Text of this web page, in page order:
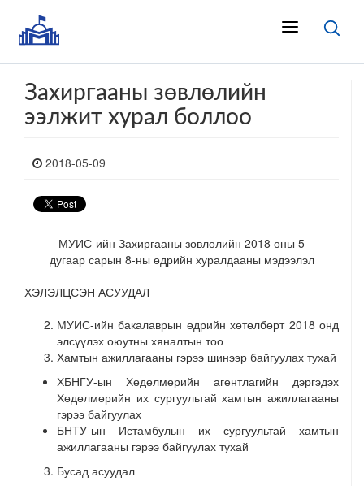
Захиргааны зөвлөлийн
ээлжит хурал боллоо
2018-05-09
МУИС-ийн Захиргааны зөвлөлийн 2018 оны 5
дугаар сарын 8-ны өдрийн хуралдааны мэдээлэл
ХЭЛЭЛЦСЭН АСУУДАЛ
МУИС-ийн бакалаврын өдрийн хөтөлбөрт 2018 онд
элсүүлэх оюутны хяналтын тоо
Хамтын ажиллагааны гэрээ шинээр байгуулах тухай
ХБНГУ-ын Хөдөлмөрийн агентлагийн дэргэдэх
Хөдөлмөрийн их сургуультай хамтын ажиллагааны
гэрээ байгуулах
БНТУ-ын Истамбулын их сургуультай хамтын
ажиллагааны гэрээ байгуулах тухай
Бусад асуудал